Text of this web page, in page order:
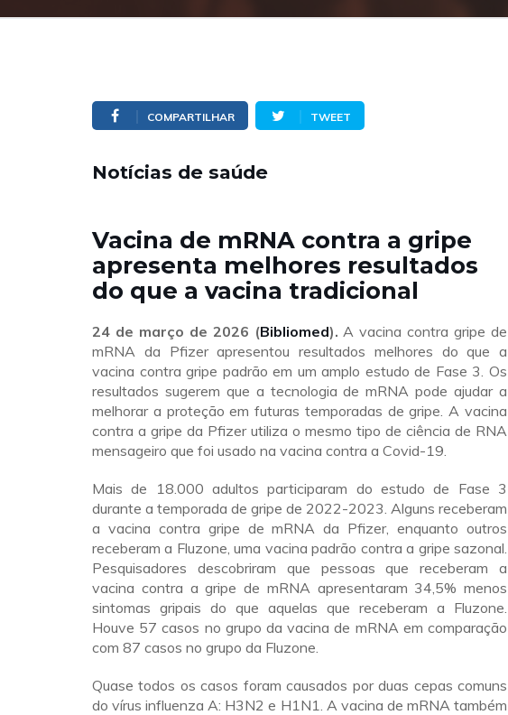
COMPARTILHAR TWEET
Notícias de saúde
Vacina de mRNA contra a gripe
apresenta melhores resultados
do que a vacina tradicional
24 de março de 2026 (Bibliomed). A vacina contra gripe de
mRNA da Pfizer apresentou resultados melhores do que a
vacina contra gripe padrão em um amplo estudo de Fase 3. Os
resultados sugerem que a tecnologia de mRNA pode ajudar a
melhorar a proteção em futuras temporadas de gripe. A vacina
contra a gripe da Pfizer utiliza o mesmo tipo de ciência de RNA
mensageiro que foi usado na vacina contra a Covid-19.
Mais de 18.000 adultos participaram do estudo de Fase 3
durante a temporada de gripe de 2022-2023. Alguns receberam
a vacina contra gripe de mRNA da Pfizer, enquanto outros
receberam a Fluzone, uma vacina padrão contra a gripe sazonal.
Pesquisadores descobriram que pessoas que receberam a
vacina contra a gripe de mRNA apresentaram 34,5% menos
sintomas gripais do que aquelas que receberam a Fluzone.
Houve 57 casos no grupo da vacina de mRNA em comparação
com 87 casos no grupo da Fluzone.
Quase todos os casos foram causados por duas cepas comuns
do vírus influenza A: H3N2 e H1N1. A vacina de mRNA também